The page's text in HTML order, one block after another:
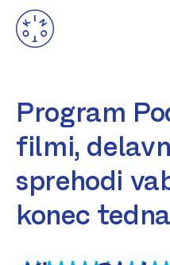
Program
filmi,
sprehodi
konec tedna